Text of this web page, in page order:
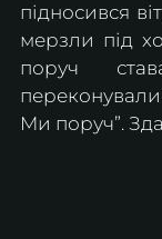
підносився
мерзли під
поруч
Ми поруч”.